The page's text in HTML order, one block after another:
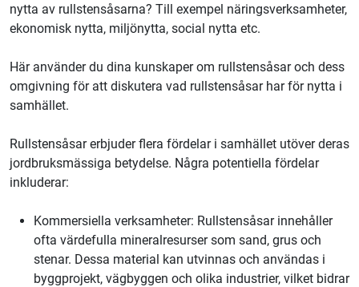
nytta av rullstensåsarna? Till exempel näringsverksamheter,
ekonomisk nytta, miljönytta, social nytta etc.
Här använder du dina kunskaper om rullstensåsar och dess
omgivning för att diskutera vad rullstensåsar har för nytta i
samhället.
Rullstensåsar erbjuder flera fördelar i samhället utöver deras
jordbruksmässiga betydelse. Några potentiella fördelar
inkluderar:
Kommersiella verksamheter: Rullstensåsar innehåller
ofta värdefulla mineralresurser som sand, grus och
stenar. Dessa material kan utvinnas och användas i
byggprojekt, vägbyggen och olika industrier, vilket bidrar